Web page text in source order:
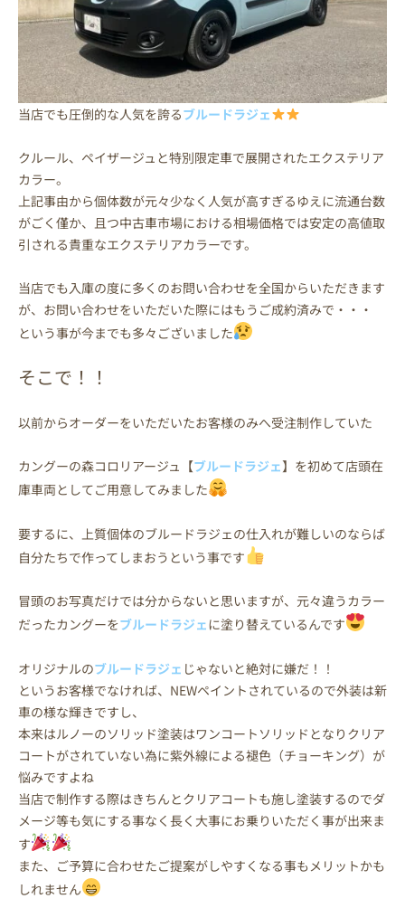
当店でも圧倒的な人気を誇るブルードラジェ
クルール、ペイザージュと特別限定車で展開されたエクステリア
カラー。
上記事由から個体数が元々少なく人気が高すぎるゆえに流通台数
がごく僅か、且つ中古車市場における相場価格では安定の高値取
引される貴重なエクステリアカラーです。
当店でも入庫の度に多くのお問い合わせを全国からいただきます
が、お問い合わせをいただいた際にはもうご成約済みで・・・
という事が今までも多々ございました
そこで！！
以前からオーダーをいただいたお客様のみへ受注制作していた
カングーの森コロリアージュ【ブルードラジェ】を初めて店頭在
庫車両としてご用意してみました
要するに、上質個体のブルードラジェの仕入れが難しいのならば
自分たちで作ってしまおうという事です
冒頭のお写真だけでは分からないと思いますが、元々違うカラー
だったカングーをブルードラジェに塗り替えているんです
オリジナルのブルードラジェ じゃないと絶対に嫌だ！！
というお客様でなければ、NEWペイントされているので外装は新
車の様な輝きですし、
本来はルノーのソリッド塗装はワンコートソリッドとなりクリア
コートがされていない為に紫外線による褪色（チョーキング）が
悩みですよね
当店で制作する際はきちんとクリアコートも施し塗装するのでダ
メージ等も気にする事なく長く大事にお乗りいただく事が出来ま
す
また、ご予算に合わせたご提案がしやすくなる事もメリットかも
しれません